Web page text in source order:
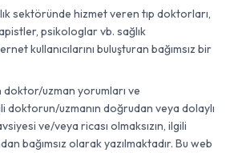
sektöründe hizmet veren tıp doktorları,
psikologlar vb. sağlık
kullanıcılarını buluşturan bağımsız bir
uzman yorumları ve
doktorun/uzmanın doğrudan veya dolaylı
ve/veya ricası olmaksızın, ilgili
bağımsız olarak yazılmaktadır. Bu web